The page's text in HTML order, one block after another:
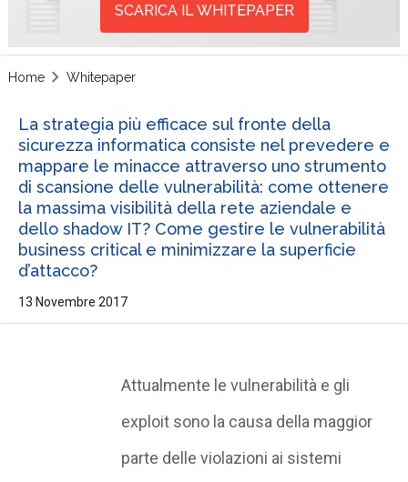
SCARICA IL WHITEPAPER
Home Whitepaper
La strategia più efficace sul fronte della
sicurezza informatica consiste nel prevedere e
mappare le minacce attraverso uno strumento
di scansione delle vulnerabilità: come ottenere
la massima visibilità della rete aziendale e
dello shadow IT? Come gestire le vulnerabilità
business critical e minimizzare la superficie
d’attacco?
13 Novembre 2017
Attualmente le vulnerabilità e gli
exploit sono la causa della maggior
parte delle violazioni ai sistemi